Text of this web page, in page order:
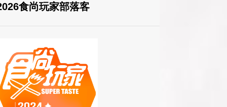
食尚玩家部落客